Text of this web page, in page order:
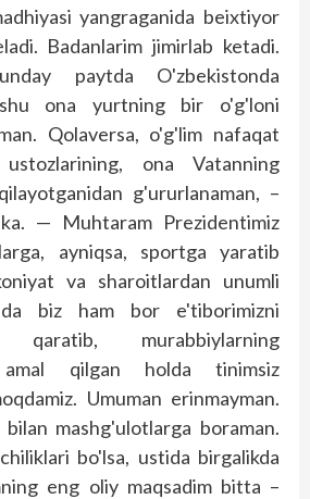
yangraganida beixtiyor
Badanlarim jimirlab ketadi.
paytda O'zbekistonda
shu ona yurtning bir o'g'loni
Qolaversa, o'g'lim nafaqat
ona Vatanning
g'ururlanaman, –
— Muhtaram Prezidentimiz
ayniqsa, sportga yaratib
va sharoitlardan unumli
biz ham bor e'tiborimizni
qaratib, murabbiylarning
amal qilgan holda tinimsiz
Umuman erinmayman.
mashg'ulotlarga boraman.
bo'lsa, ustida birgalikda
eng oliy maqsadim bitta –